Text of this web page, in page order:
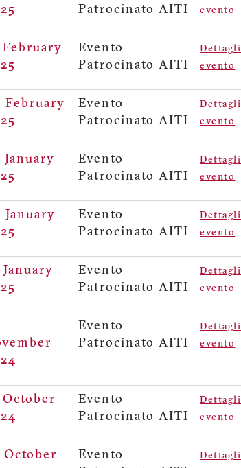
Patrocinato AITI
evento
February
Evento
Patrocinato AITI
Dettagli
evento
February
Evento
Patrocinato AITI
Dettagli
evento
January
Evento
Patrocinato AITI
Dettagli
evento
January
Evento
Patrocinato AITI
Dettagli
evento
January
Evento
Patrocinato AITI
Dettagli
evento
Evento
Patrocinato AITI
Dettagli
evento
October
Evento
Patrocinato AITI
Dettagli
evento
October
Evento
Dettagli